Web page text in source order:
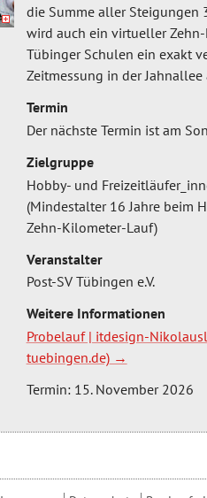
die Summe aller Steigungen
wird auch ein virtueller
Tübinger Schulen ein exakt
Zeitmessung in der
Termin
Der nächste Termin ist am
Zielgruppe
Hobby- und
(Mindestalter 16 Jahre beim
Zehn-Kilometer-Lauf)
Veranstalter
Post-SV Tübingen e.V.
Weitere Informationen
Probelauf | itdesign-
tuebingen.de)
Termin: 15. November 2026